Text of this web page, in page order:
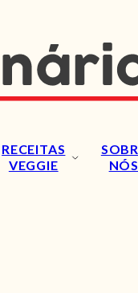
RECEITAS
VEGGIE
NÓS